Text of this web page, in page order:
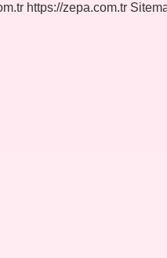
https://zepa.com.tr